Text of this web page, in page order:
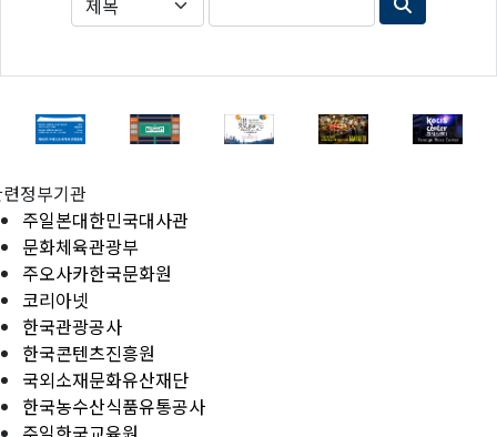
정부기관
주일본대한민국대사관
문화체육관광부
주오사카한국문화원
코리아넷
한국관광공사
한국콘텐츠진흥원
국외소재문화유산재단
한국농수산식품유통공사